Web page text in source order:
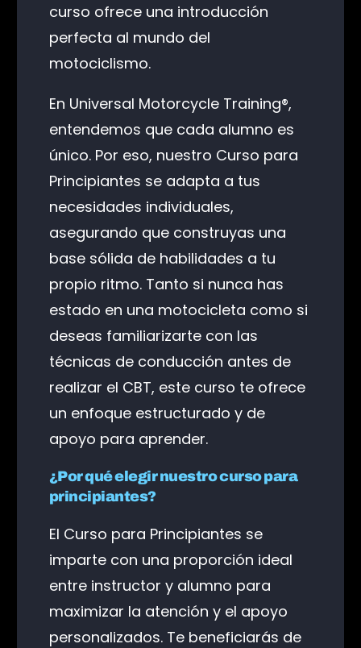
curso ofrece una introducción
perfecta al mundo del
motociclismo.
En Universal Motorcycle Training®,
entendemos que cada alumno es
único. Por eso, nuestro Curso para
Principiantes se adapta a tus
necesidades individuales,
asegurando que construyas una
base sólida de habilidades a tu
propio ritmo. Tanto si nunca has
estado en una motocicleta como si
deseas familiarizarte con las
técnicas de conducción antes de
realizar el CBT, este curso te ofrece
un enfoque estructurado y de
apoyo para aprender.
¿Por qué elegir nuestro curso para
principiantes?
El Curso para Principiantes se
imparte con una proporción ideal
entre instructor y alumno para
maximizar la atención y el apoyo
personalizados. Te beneficiarás de